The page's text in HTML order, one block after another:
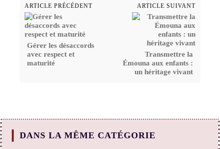
ARTICLE PRÉCÉDENT
Gérer les désaccords
avec respect et
maturité
ARTICLE SUIVANT
Transmettre la
Émouna aux enfants :
un héritage vivant
DANS LA MÊME CATÉGORIE